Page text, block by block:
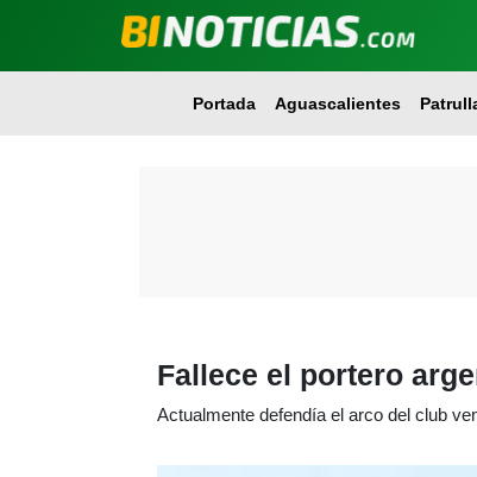
Portada Aguascalientes
Fallece el portero
Actualmente defendía el arco del club